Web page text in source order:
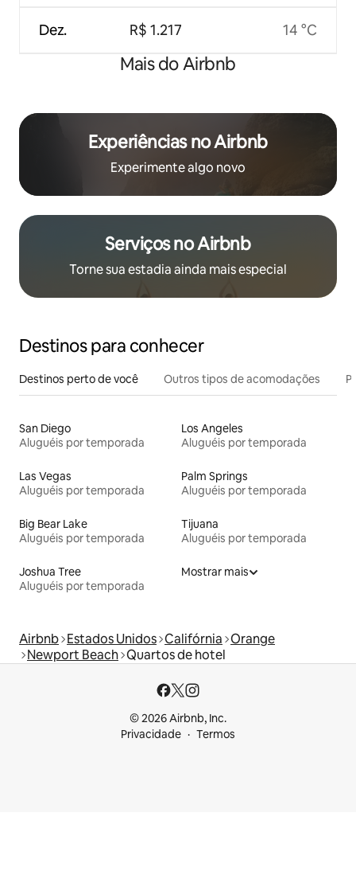
Dez. R$ 1.217 14 °C
Mais do Airbnb
Experiências no Airbnb
Experimente algo novo
Serviços no Airbnb
Torne sua estadia ainda mais especial
Destinos para conhecer
Destinos perto de você Outros tipos de acomodações
San Diego
Aluguéis por temporada
Los Angeles
Aluguéis por temporada
Las Vegas
Aluguéis por temporada
Palm Springs
Aluguéis por temporada
Big Bear Lake
Aluguéis por temporada
Tijuana
Aluguéis por temporada
Joshua Tree
Aluguéis por temporada
Mostrar mais
Airbnb Estados Unidos Califórnia Orange
Newport Beach Quartos de hotel
© 2026 Airbnb, Inc.
Privacidade
Termos